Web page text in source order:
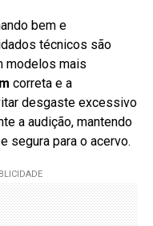
bem e
técnicos são
modelos mais
correta e a
desgaste excessivo
a audição, mantendo
segura para o acervo.